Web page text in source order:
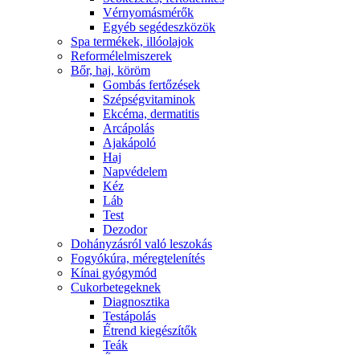
Vérnyomásmérők
Egyéb segédeszközök
Spa termékek, illóolajok
Reformélelmiszerek
Bőr, haj, köröm
Gombás fertőzések
Szépségvitaminok
Ekcéma, dermatitis
Arcápolás
Ajakápoló
Haj
Napvédelem
Kéz
Láb
Test
Dezodor
Dohányzásról való leszokás
Fogyókúra, méregtelenítés
Kínai gyógymód
Cukorbetegeknek
Diagnosztika
Testápolás
É́trend kiegészítők
Teák